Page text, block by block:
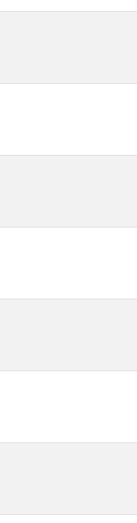
gian phản ứng.
của bộ giám sát
mạch cố định
thời gian hơn